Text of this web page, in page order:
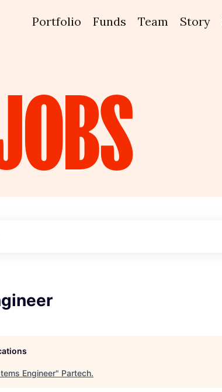
Portfolio Funds Team Story
Engineer" Partech.